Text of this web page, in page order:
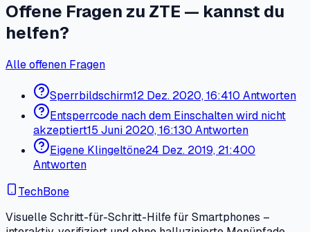
Offene Fragen zu ZTE — kannst du
helfen?
Alle offenen Fragen
Sperrbildschirm12 Dez. 2020, 16:410 Antworten
Entsperrcode nach dem Einschalten wird nicht
akzeptiert15 Juni 2020, 16:130 Antworten
Eigene Klingeltöne24 Dez. 2019, 21:400
Antworten
TechBone
Visuelle Schritt-für-Schritt-Hilfe für Smartphones –